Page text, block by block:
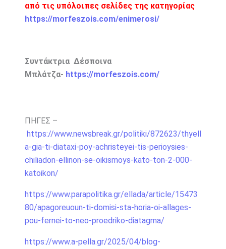
από τις υπόλοιπες σελίδες της κατηγορίας
https://morfeszois.com/enimerosi/
Συντάκτρια Δέσποινα
Μπλάτζα- https://morfeszois.com/
ΠΗΓΕΣ –
https://www.newsbreak.gr/politiki/872623/thyell
a-gia-ti-diataxi-poy-achristeyei-tis-perioysies-
chiliadon-ellinon-se-oikismoys-kato-ton-2-000-
katoikon/
https://www.parapolitika.gr/ellada/article/15473
80/apagoreuoun-ti-domisi-sta-horia-oi-allages-
pou-fernei-to-neo-proedriko-diatagma/
https://www.a-pella.gr/2025/04/blog-